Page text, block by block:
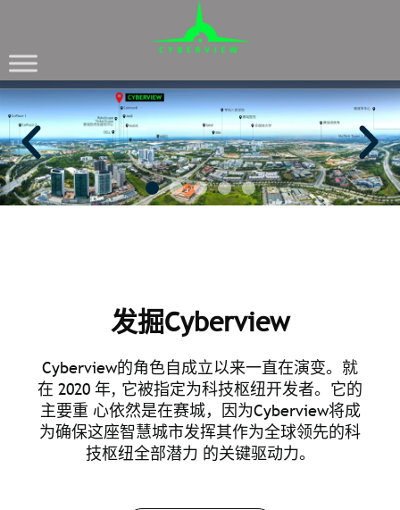
CYBERVIEW
科技枢纽开发者
发掘Cyberview
Cyberview的⻆色自成立以来一直在演变。就
在 2020 年, 它被指定为科技枢纽开发者。它的
主要重 心依然是在赛城，因为Cyberview将成
为确保这座智慧城市发挥其作为全球领先的科
技枢纽全部潜力 的关键驱动力。